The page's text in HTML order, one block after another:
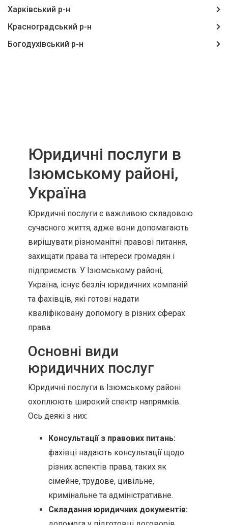
Харківський р-н
Красноградський р-н
Богодухівський р-н
Юридичні послуги в
Ізюмському районі,
Україна
Юридичні послуги є важливою складовою
сучасного життя, адже вони допомагають
вирішувати різноманітні правові питання,
захищати права та інтереси громадян і
підприємств. У Ізюмському районі,
Україна, існує безліч юридичних компаній
та фахівців, які готові надати
кваліфіковану допомогу в різних сферах
права.
Основні види
юридичних послуг
Юридичні послуги в Ізюмському районі
охоплюють широкий спектр напрямків.
Ось деякі з них:
Консультації з правових питань:
фахівці надають консультації щодо
різних аспектів права, таких як
сімейне, трудове, цивільне,
кримінальне та адміністративне.
Складання юридичних документів: